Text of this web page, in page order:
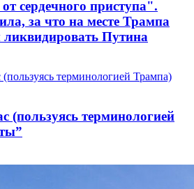
сердечного приступа".
за что на месте Трампа
Путина
(пользуясь терминологией